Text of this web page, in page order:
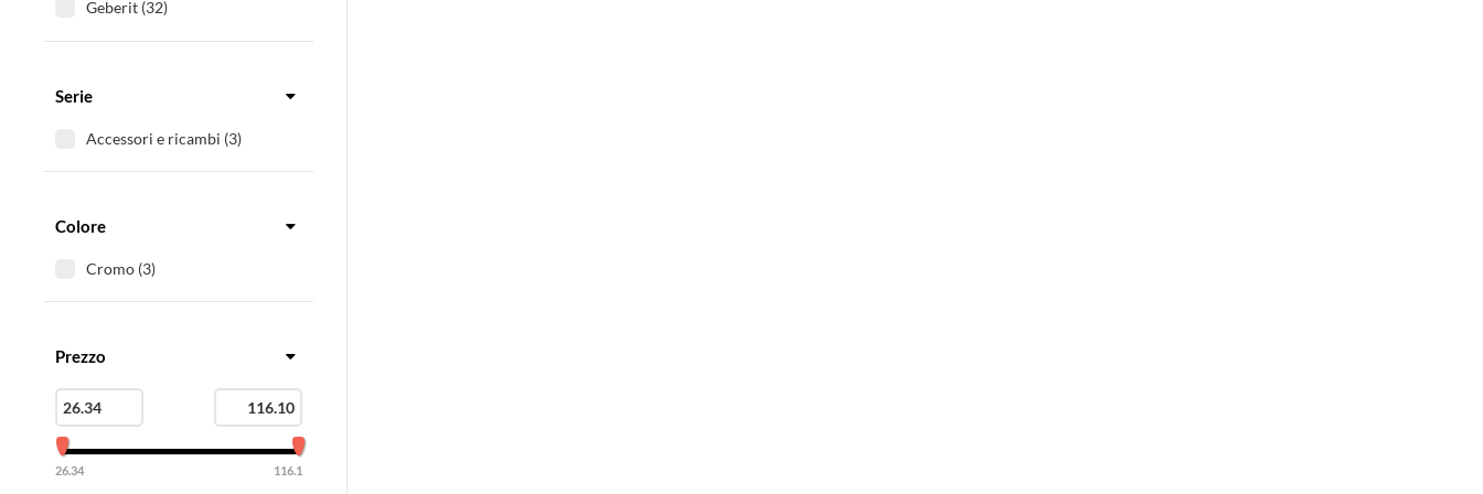
Geberit (32)
Grohe (3)
Ideal Standard (9)
OMP (1)
Viega (7)
Serie
Accessori e ricambi (3)
Colore
Cromo (3)
Prezzo
26.34 116.1